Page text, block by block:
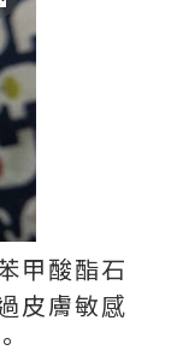
甲酸酯石
皮膚敏感